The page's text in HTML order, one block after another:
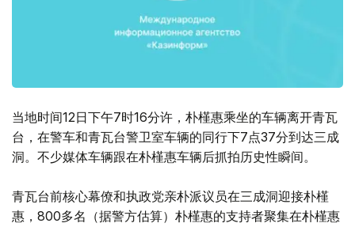
当地时间12日下午7时16分许，朴槿惠乘坐的车辆离开青瓦
台，在警车和青瓦台警卫室车辆的同行下7点37分到达三成
洞。不少媒体车辆跟在朴槿惠车辆后抓拍历史性瞬间。
青瓦台前核心幕僚和执政党亲朴派议员在三成洞迎接朴槿
惠，800多名（据警方估算）朴槿惠的支持者聚集在朴槿惠